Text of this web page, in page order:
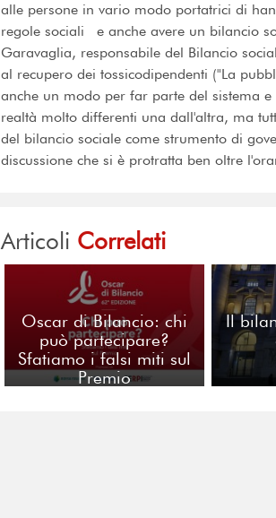
alle persone in vario modo portatrici di
regole sociali e anche avere un bilancio
Garavaglia, responsabile del Bilancio
al recupero dei tossicodipendenti ("La
anche un modo per far parte del sistema
realtà molto differenti una dall'altra, ma
del bilancio sociale come strumento di
discussione che si è protratta ben oltre
Articoli Correlati
Oscar di Bilancio: chi
può partecipare?
Sfatiamo i falsi miti sul
Premio
Il